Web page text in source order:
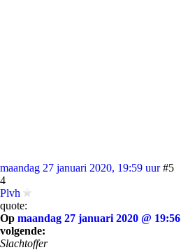
maandag 27 januari 2020, 19:59 uur #5
4
Plvh
quote:
Op maandag 27 januari 2020 @ 19:56
volgende:
Slachtoffer